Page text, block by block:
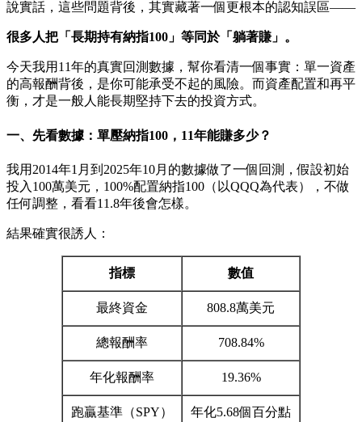
說實話，這些問題背後，其實藏著一個更根本的認知誤區——
很多人把「長期持有納指100」等同於「躺著賺」。
今天我用11年的真實回測數據，幫你看清一個事實：單一資產
的高報酬背後，是你可能承受不起的風險。而資產配置和再平
衡，才是一般人能長期堅持下去的投資方式。
一、先看數據：單壓納指100，11年能賺多少？
我用2014年1月到2025年10月的數據做了一個回測，假設初始
投入100萬美元，100%配置納指100（以QQQ為代表），不做
任何調整，看看11.8年後會怎樣。
結果確實很誘人：
指標 數值
最終資金 808.8萬美元
總報酬率 708.84%
年化報酬率 19.36%
跑贏基準（SPY） 年化5.68個百分點